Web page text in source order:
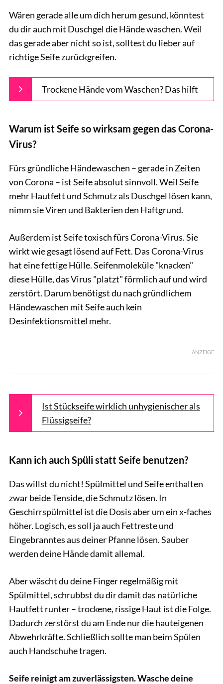
Wären gerade alle um dich herum gesund, könntest
du dir auch mit Duschgel die Hände waschen. Weil
das gerade aber nicht so ist, solltest du lieber auf
richtige Seife zurückgreifen.
Trockene Hände vom Waschen? Das hilft
Warum ist Seife so wirksam gegen das Corona-
Virus?
Fürs gründliche Händewaschen – gerade in Zeiten
von Corona – ist Seife absolut sinnvoll. Weil Seife
mehr Hautfett und Schmutz als Duschgel lösen kann,
nimm sie Viren und Bakterien den Haftgrund.
Außerdem ist Seife toxisch fürs Corona-Virus. Sie
wirkt wie gesagt lösend auf Fett. Das Corona-Virus
hat eine fettige Hülle. Seifenmoleküle "knacken"
diese Hülle, das Virus "platzt" förmlich auf und wird
zerstört. Darum benötigst du nach gründlichem
Händewaschen mit Seife auch kein
Desinfektionsmittel mehr.
ANZEIGE
Ist Stückseife wirklich unhygienischer als
Flüssigseife?
Kann ich auch Spüli statt Seife benutzen?
Das willst du nicht! Spülmittel und Seife enthalten
zwar beide Tenside, die Schmutz lösen. In
Geschirrspülmittel ist die Dosis aber um ein x-faches
höher. Logisch, es soll ja auch Fettreste und
Eingebranntes aus deiner Pfanne lösen. Sauber
werden deine Hände damit allemal.
Aber wäscht du deine Finger regelmäßig mit
Spülmittel, schrubbst du dir damit das natürliche
Hautfett runter – trockene, rissige Haut ist die Folge.
Dadurch zerstörst du am Ende nur die hauteigenen
Abwehrkräfte. Schließlich sollte man beim Spülen
auch Handschuhe tragen.
Seife reinigt am zuverlässigsten. Wasche deine